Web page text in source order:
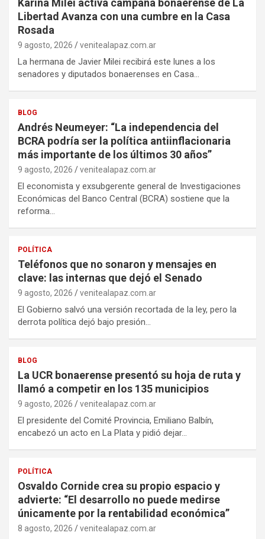
Karina Milei activa campaña bonaerense de La
Libertad Avanza con una cumbre en la Casa
Rosada
9 agosto, 2026 venitealapaz.com.ar
La hermana de Javier Milei recibirá este lunes a los
senadores y diputados bonaerenses en Casa…
BLOG
Andrés Neumeyer: “La independencia del
BCRA podría ser la política antiinflacionaria
más importante de los últimos 30 años”
9 agosto, 2026 venitealapaz.com.ar
El economista y exsubgerente general de Investigaciones
Económicas del Banco Central (BCRA) sostiene que la
reforma…
POLÍTICA
Teléfonos que no sonaron y mensajes en
clave: las internas que dejó el Senado
9 agosto, 2026 venitealapaz.com.ar
El Gobierno salvó una versión recortada de la ley, pero la
derrota política dejó bajo presión…
BLOG
La UCR bonaerense presentó su hoja de ruta y
llamó a competir en los 135 municipios
9 agosto, 2026 venitealapaz.com.ar
El presidente del Comité Provincia, Emiliano Balbín,
encabezó un acto en La Plata y pidió dejar…
POLÍTICA
Osvaldo Cornide crea su propio espacio y
advierte: “El desarrollo no puede medirse
únicamente por la rentabilidad económica”
8 agosto, 2026 venitealapaz.com.ar